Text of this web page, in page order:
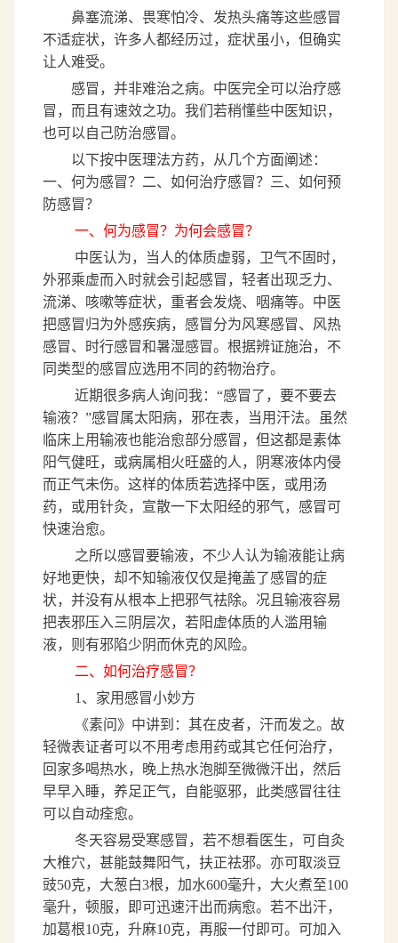
鼻塞流涕、畏寒怕冷、发热头痛等这些感冒
不适症状，许多人都经历过，症状虽小，但确实
让人难受。
感冒，并非难治之病。中医完全可以治疗感
冒，而且有速效之功。我们若稍懂些中医知识，
也可以自己防治感冒。
以下按中医理法方药，从几个方面阐述：
一、何为感冒？二、如何治疗感冒？三、如何预
防感冒？
一、何为感冒？为何会感冒？
中医认为，当人的体质虚弱，卫气不固时，
外邪乘虚而入时就会引起感冒，轻者出现乏力、
流涕、咳嗽等症状，重者会发烧、咽痛等。中医
把感冒归为外感疾病，感冒分为风寒感冒、风热
感冒、时行感冒和暑湿感冒。根据辨证施治，不
同类型的感冒应选用不同的药物治疗。
近期很多病人询问我： “感冒了，要不要去
输液？ ”感冒属太阳病，邪在表，当用汗法。虽然
临床上用输液也能治愈部分感冒，但这都是素体
阳气健旺，或病属相火旺盛的人，阴寒液体内侵
而正气未伤。这样的体质若选择中医，或用汤
药，或用针灸，宣散一下太阳经的邪气，感冒可
快速治愈。
之所以感冒要输液，不少人认为输液能让病
好地更快，却不知输液仅仅是掩盖了感冒的症
状，并没有从根本上把邪气祛除。况且输液容易
把表邪压入三阴层次，若阳虚体质的人滥用输
液，则有邪陷少阴而休克的风险。
二、如何治疗感冒？
1 、家用感冒小妙方
《素问》中讲到：其在皮者，汗而发之。故
轻微表证者可以不用考虑用药或其它任何治疗，
回家多喝热水，晚上热水泡脚至微微汗出，然后
早早入睡，养足正气，自能驱邪，此类感冒往往
可以自动痊愈。
冬天容易受寒感冒，若不想看医生，可自灸
大椎穴，甚能鼓舞阳气，扶正祛邪。亦可取淡豆
豉50克，大葱白3根，加水600毫升，大火煮至100
毫升，顿服，即可迅速汗出而病愈。若不出汗，
加葛根10克，升麻10克，再服一付即可。可加入